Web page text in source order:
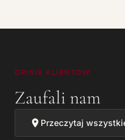
OPINIE KLIENTÓW
Zaufali nam
Przeczytaj